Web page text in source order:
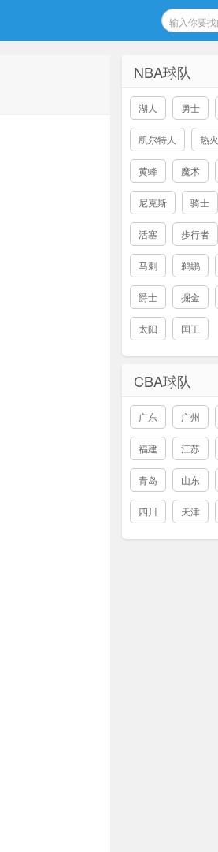
NBA球队
湖人 勇士
凯尔特人 热火
黄蜂 魔术
尼克斯 骑士
活塞 步行者
马刺 鹈鹕
爵士 掘金
太阳 国王
CBA球队
广东 广州
福建 江苏
青岛 山东
四川 天津